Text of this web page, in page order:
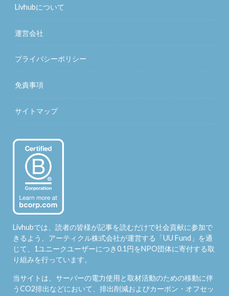
Livhubについて
運営会社
プライバシーポリシー
免責事項
サイトマップ
Livhubでは、読者の皆様が記事を読むだけで社会貢献に参加で
きるよう、アーティクル株式会社が運営する「UU Fund 」を通
じて、1ユニークユーザーにつき0.1円をNPO団体に寄付する取
り組みを行っています。
当サイトは、サーバーの電力使用と取材活動のための移動に伴
うCO2排出などにおいて、排出削減およびカーボン・オフセッ